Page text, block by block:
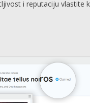
i reputaciju vlastite